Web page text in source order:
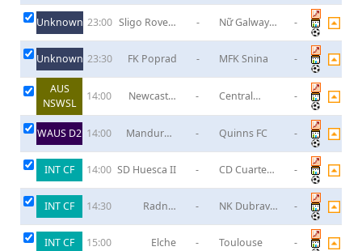
Unknown 23:00 Sligo Rovers
-
Nữ Galway
-
Unknown 23:30 FK Poprad - MFK Snina -
AUS
NSWSL
14:00
Newcastle
-
Central
Am
-
WAUS D2 14:00
Mandurah
- Quinns FC -
INT CF 14:00 SD Huesca II -
CD Cuarte
-
INT CF 14:30
Radnik
-
NK Dubrava
-
INT CF 15:00 Elche - Toulouse -